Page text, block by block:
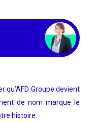
qu’AFD Groupe devient
de nom marque le
histoire.